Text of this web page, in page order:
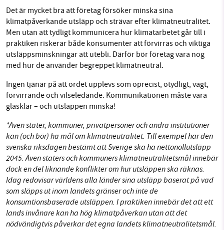
Det är mycket bra att företag försöker minska sina
klimatpåverkande utsläpp och strävar efter klimatneutralitet.
Men utan att tydligt kommunicera hur klimatarbetet går till i
praktiken riskerar både konsumenter att förvirras och viktiga
utsläppsminskningar att utebli. Därför bör företag vara nog
med hur de använder begreppet klimatneutral.
Ingen tjänar på att ordet upplevs som oprecist, otydligt, vagt,
förvirrande och vilseledande. Kommunikationen måste vara
glasklar – och utsläppen minska!
*Även stater, kommuner, privatpersoner och andra institutioner
kan (och bör) ha mål om klimatneutralitet. Till exempel har den
svenska riksdagen bestämt att Sverige ska ha nettonollutsläpp
2045. Även staters och kommuners klimatneutralitetsmål innebär
dock en del liknande konflikter om hur utsläppen ska räknas.
Idag redovisar världens alla länder sina utsläpp baserat på vad
som släpps ut inom landets gränser och inte de
konsumtionsbaserade utsläppen. I praktiken innebär det att ett
lands invånare kan ha hög klimatpåverkan utan att det
nödvändigtvis påverkar det egna landets klimatneutralitetsmål.